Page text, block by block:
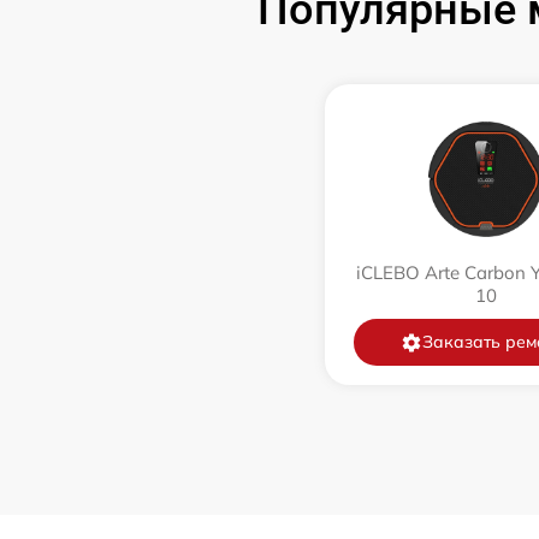
Ремонт цепи питания
Замена датчиков управления, высоты,
iCLEBO Arte Carbon
10
Заказать